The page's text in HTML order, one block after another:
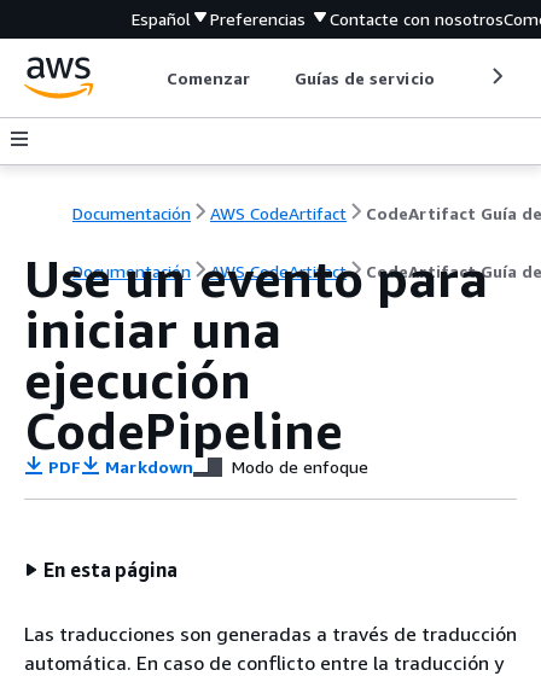
Español Preferencias Contacte con nosotros
Comenzar Guías de servicio
Documentación AWS CodeArtifact
Documentación AWS CodeArtifact CodeArtifact Guía
Use un evento para
iniciar una
ejecución
CodePipeline
PDF Markdown Modo de enfoque
En esta página
Las traducciones son generadas a través de traducción
automática. En caso de conflicto entre la traducción y